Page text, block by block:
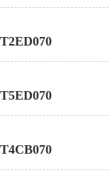
T2ED070
T5ED070
T4CB070